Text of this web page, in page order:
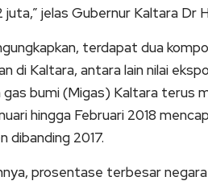
juta,” jelas Gubernur Kaltara Dr
terdapat dua
di Kaltara, antara lain nilai
gas bumi (Migas) Kaltara terus
hingga Februari 2018
dibanding 2017.
prosentase terbesar